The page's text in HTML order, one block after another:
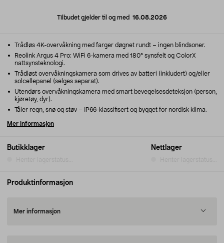
Tilbudet gjelder til og med 16.08.2026
Butikklager Nettlager
Trådløs 4K-overvåkning med farger døgnet rundt – ingen blindsoner.
Reolink Argus 4 Pro: WiFi 6-kamera med 180° synsfelt og ColorX
nattsynsteknologi.
Trådløst overvåkningskamera som drives av batteri (inkludert) og/eller
solcellepanel (selges separat).
Utendørs overvåkningskamera med smart bevegelsesdeteksjon (person,
kjøretøy, dyr).
Tåler regn, snø og støv – IP66-klassifisert og bygget for nordisk klima.
Mer informasjon
Produktinformasjon
Mer informasjon